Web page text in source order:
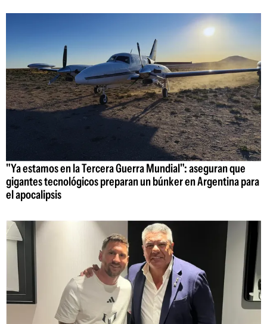
"Ya estamos en la Tercera Guerra Mundial": aseguran que
gigantes tecnológicos preparan un búnker en Argentina para
el apocalipsis